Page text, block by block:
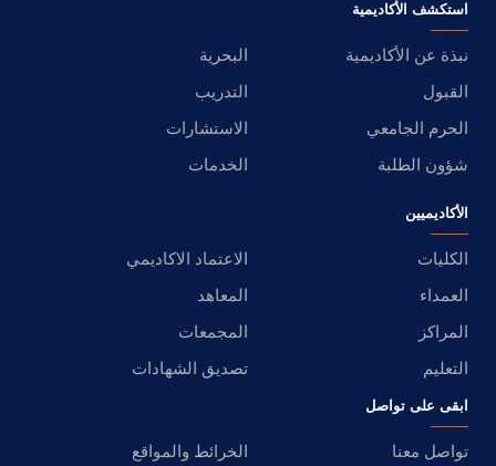
استكشف الأكاديمية
نبذة عن الأكاديمية
البحرية
القبول
التدريب
الحرم الجامعي
الاستشارات
شؤون الطلبة
الخدمات
الأكاديميين
الكليات
الاعتماد الاكاديمي
العمداء
المعاهد
المراكز
المجمعات
التعليم
تصديق الشهادات
ابقى على تواصل
تواصل معنا الخرائط والمواقع